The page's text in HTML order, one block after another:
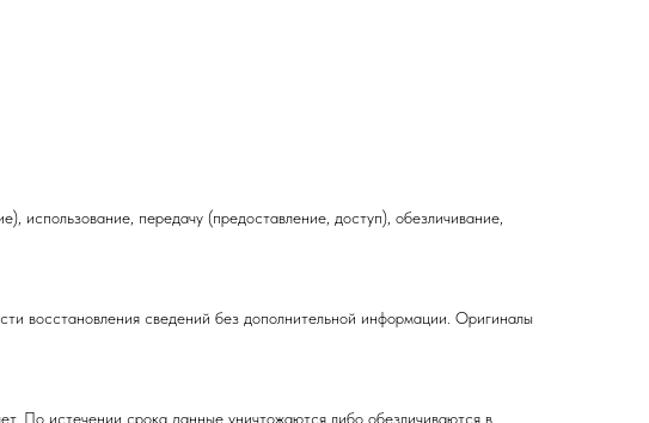
использование, передачу (предоставление, доступ), обезличивание,
восстановления сведений без дополнительной информации. Оригиналы
По истечении срока данные уничтожаются либо обезличиваются в